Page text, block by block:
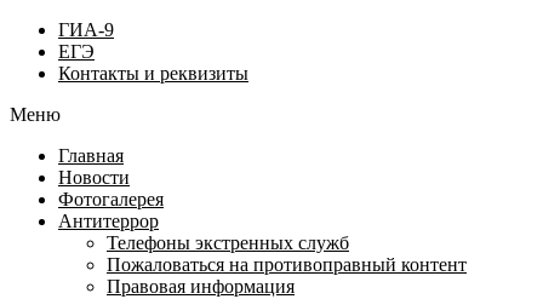
ГИА-9
ЕГЭ
Контакты и реквизиты
Меню
Главная
Новости
Фотогалерея
Антитеррор
Телефоны экстренных служб
Пожаловаться на противоправный контент
Правовая информация